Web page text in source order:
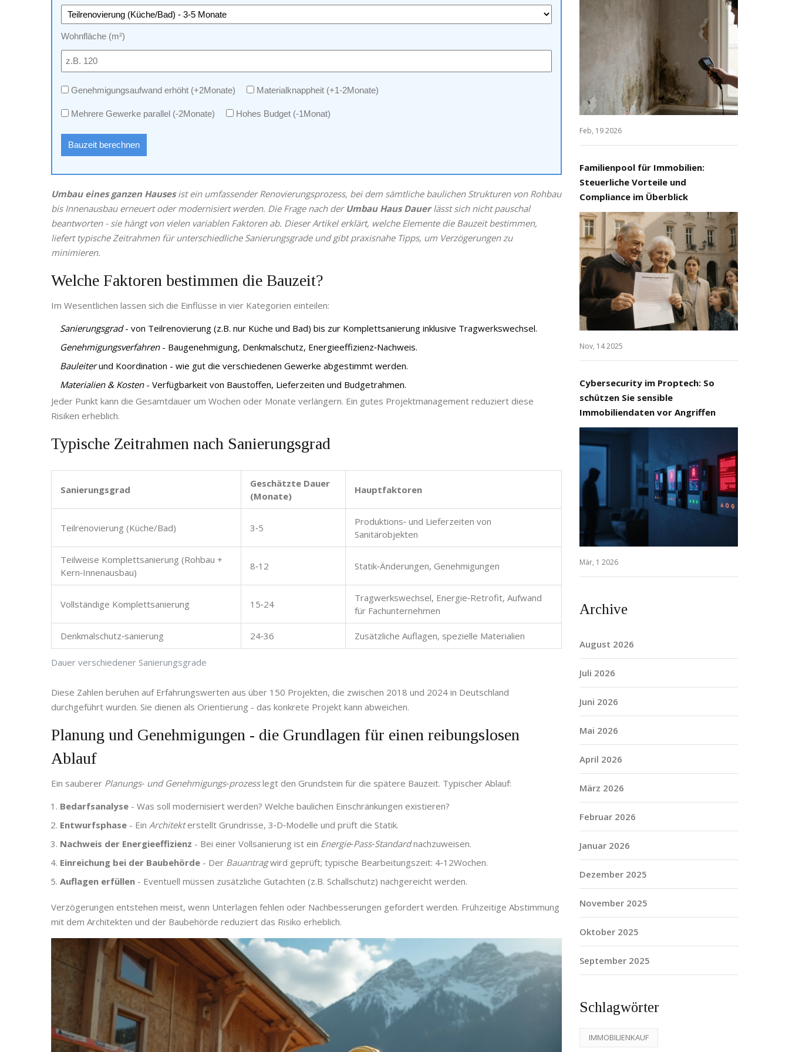
Wohnfläche (m²)
Genehmigungsaufwand erhöht (+2Monate) Materialknappheit (+1‑2Monate)
Mehrere Gewerke parallel (‑2Monate) Hohes Budget (‑1Monat)
Bauzeit berechnen
Umbau eines ganzen Hausesist ein umfassender Renovierungsprozess, bei dem sämtliche baulichen Strukturen von Rohbau
bis Innenausbau erneuert oder modernisiert werden. Die Frage nach der Umbau Haus Dauerlässt sich nicht pauschal
beantworten - sie hängt von vielen variablen Faktoren ab. Dieser Artikel erklärt, welche Elemente die Bauzeit bestimmen,
liefert typische Zeitrahmen für unterschiedliche Sanierungsgrade und gibt praxisnahe Tipps, um Verzögerungen zu
minimieren.
Welche Faktoren bestimmen die Bauzeit?
Im Wesentlichen lassen sich die Einflüsse in vier Kategorien einteilen:
Sanierungsgrad- von Teilrenovierung (z.B. nur Küche und Bad) bis zur Komplettsanierung inklusive Tragwerkswechsel.
Genehmigungs­verfahren- Baugenehmigung, Denkmalschutz, Energieeffizienz‑Nachweis.
Bauleiterund Koordination - wie gut die verschiedenen Gewerke abgestimmt werden.
Materialien & Kosten- Verfügbarkeit von Baustoffen, Lieferzeiten und Budgetrahmen.
Jeder Punkt kann die Gesamtdauer um Wochen oder Monate verlängern. Ein gutes Projektmanagement reduziert diese
Risiken erheblich.
Typische Zeitrahmen nach Sanierungsgrad
Dauer verschiedener Sanierungsgrade
Sanierungsgrad
Geschätzte Dauer
(Monate)
Hauptfaktoren
Teilrenovierung (Küche/Bad) 3‑5
Produktions‑ und Lieferzeiten von
Sanitärobjekten
Teilweise Komplettsanierung (Rohbau +
Kern‑Innenausbau)
8‑12 Statik‑Änderungen, Genehmigungen
Vollständige Komplettsanierung 15‑24
Tragwerkswechsel, Energie‑Retrofit, Aufwand
für Fachunternehmen
Denkmalschutz‑sanierung 24‑36 Zusätzliche Auflagen, spezielle Materialien
Diese Zahlen beruhen auf Erfahrungswerten aus über 150 Projekten, die zwischen 2018 und 2024 in Deutschland
durchgeführt wurden. Sie dienen als Orientierung - das konkrete Projekt kann abweichen.
Planung und Genehmigungen - die Grundlagen für einen reibungslosen
Ablauf
Ein sauberer Planungs‑ und Genehmigungs‑prozesslegt den Grundstein für die spätere Bauzeit. Typischer Ablauf:
Bedarfsanalyse - Was soll modernisiert werden? Welche baulichen Einschränkungen existieren?
Entwurfsphase - Ein Architekterstellt Grundrisse, 3‑D‑Modelle und prüft die Statik.
Nachweis der Energieeffizienz - Bei einer Vollsanierung ist ein Energie‑Pass‑Standardnachzuweisen.
Einreichung bei der Baubehörde - Der Bau­antragwird geprüft; typische Bearbeitungszeit: 4‑12Wochen.
Auflagen erfüllen - Eventuell müssen zusätzliche Gutachten (z.B. Schallschutz) nachgereicht werden.
Verzögerungen entstehen meist, wenn Unterlagen fehlen oder Nachbesserungen gefordert werden. Frühzeitige Abstimmung
mit dem Architekten und der Baubehörde reduziert das Risiko erheblich.
Feb, 19 2026
Familienpool für Immobilien:
Steuerliche Vorteile und
Compliance im Überblick
Nov, 14 2025
Cybersecurity im Proptech: So
schützen Sie sensible
Immobiliendaten vor Angriffen
Mär, 1 2026
Archive
August 2026
Juli 2026
Juni 2026
Mai 2026
April 2026
März 2026
Februar 2026
Januar 2026
Dezember 2025
November 2025
Oktober 2025
September 2025
Schlagwörter
IMMOBILIENKAUF